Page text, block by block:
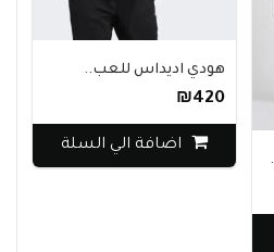
هودي اديداس للعب..
₪420
اضافة الي السلة